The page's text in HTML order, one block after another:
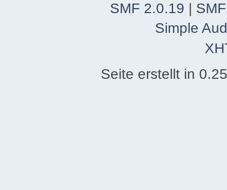
SMF 2.0.19
Simple
Seite erstellt in